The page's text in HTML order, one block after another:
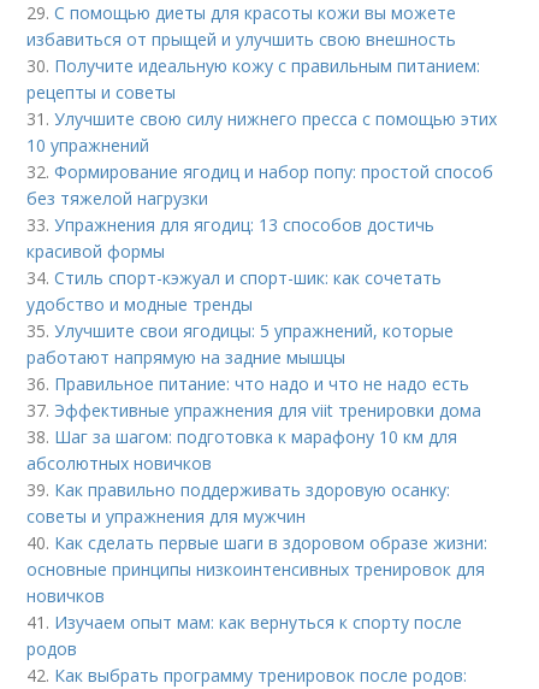
29.С помощью диеты для красоты кожи вы можете
избавиться от прыщей и улучшить свою внешность
30. Получите идеальную кожу с правильным питанием:
рецепты и советы
31.Улучшите свою силу нижнего пресса с помощью этих
10 упражнений
32.Формирование ягодиц и набор попу: простой способ
без тяжелой нагрузки
33.Упражнения для ягодиц: 13 способов достичь
красивой формы
34.Стиль спорт-кэжуал и спорт-шик: как сочетать
удобство и модные тренды
35.Улучшите свои ягодицы: 5 упражнений, которые
работают напрямую на задние мышцы
36. Правильное питание: что надо и что не надо есть
37. Эффективные упражнения для viit тренировки дома
38. Шаг за шагом: подготовка к марафону 10 км для
абсолютных новичков
39. Как правильно поддерживать здоровую осанку:
советы и упражнения для мужчин
40. Как сделать первые шаги в здоровом образе жизни:
основные принципы низкоинтенсивных тренировок для
новичков
41. Изучаем опыт мам: как вернуться к спорту после
родов
42. Как выбрать программу тренировок после родов: